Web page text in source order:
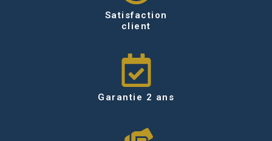
Satisfaction
client
Garantie 2 ans